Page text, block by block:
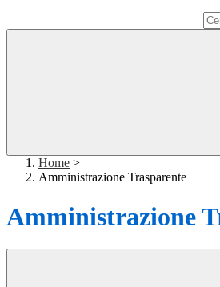
Home >
Amministrazione Trasparente
Amministrazione